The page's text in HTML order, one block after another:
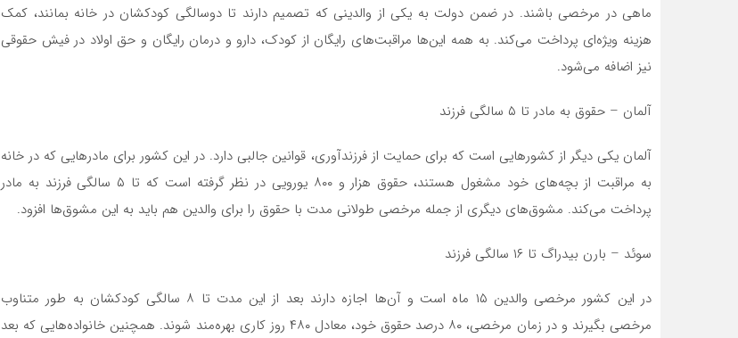
ماهی در مرخصی باشند. در ضمن دولت به یکی از والدینی که تصمیم دارند تا دوسالگی کودکشان در خانه بمانند، کمک
هزینه ویژه‌ای پرداخت می‌کند. به همه این‌ها مراقبت‌های رایگان از کودک، دارو و درمان رایگان و حق اولاد در فیش حقوقی
نیز اضافه می‌شود.
آلمان – حقوق به مادر تا ۵ سالگی فرزند
آلمان یکی دیگر از کشور‌هایی است که برای حمایت از فرزندآوری، قوانین جالبی دارد. در این کشور برای مادر‌هایی که در خانه
به مراقبت از بچه‌های خود مشغول هستند، حقوق هزار و ۸۰۰ یورویی در نظر گرفته است که تا ۵ سالگی فرزند به مادر
پرداخت می‌کند. مشوق‌های دیگری از جمله مرخصی طولانی مدت با حقوق را برای والدین هم باید به این مشوق‌ها افزود.
سوئد – بارن بیدراگ تا ۱۶ سالگی فرزند
در این کشور مرخصی والدین ۱۵ ماه است و آن‌ها اجازه دارند بعد از این مدت تا ۸ سالگی کودکشان به طور متناوب
مرخصی بگیرند و در زمان مرخصی، ۸۰ درصد حقوق خود، معادل ۴۸۰ روز کاری بهره‌مند شوند. همچنین خانواده‌هایی که بعد